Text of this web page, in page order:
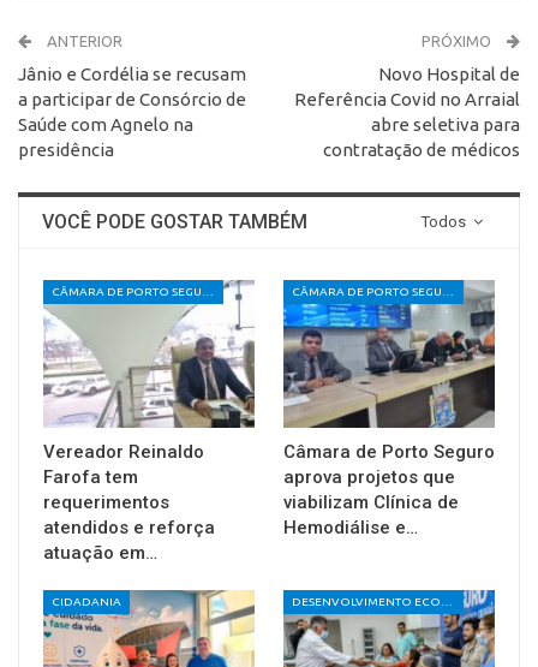
ANTERIOR
Jânio e Cordélia se recusam
a participar de Consórcio de
Saúde com Agnelo na
presidência
PRÓXIMO
Novo Hospital de
Referência Covid no Arraial
abre seletiva para
contratação de médicos
Todos
VOCÊ PODE GOSTAR TAMBÉM
Vereador Reinaldo
Farofa tem
requerimentos
atendidos e reforça
atuação em…
Câmara de Porto Seguro
aprova projetos que
viabilizam Clínica de
Hemodiálise e…
CIDADANIA